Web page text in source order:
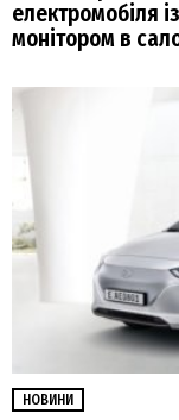
електромобіля
монітором в
НОВИНИ